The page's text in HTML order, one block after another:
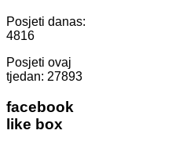
Posjeti danas:
4816
Posjeti ovaj
tjedan: 27893
facebook
like box